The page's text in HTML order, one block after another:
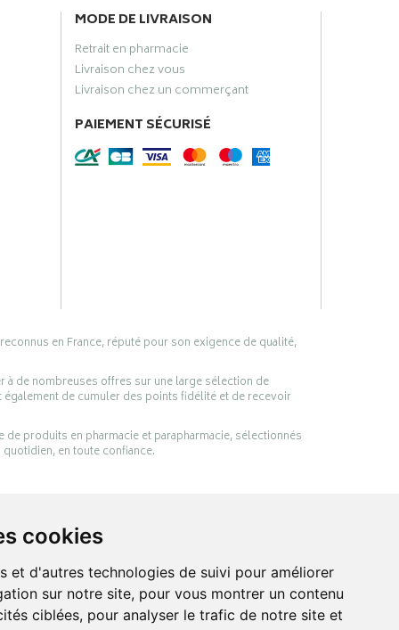
cookies
et d'autres technologies de suivi pour améliorer
sur notre site, pour vous montrer un contenu
ciblées, pour analyser le trafic de notre site et
MODE DE LIVRAISON
Retrait en pharmacie
Livraison chez vous
Livraison chez un commerçant
PAIEMENT SÉCURISÉ
en France, réputé pour son exigence de qualité,
à de nombreuses offres sur une large sélection de
de cumuler des points fidélité et de recevoir
produits en pharmacie et parapharmacie, sélectionnés
en toute confiance.